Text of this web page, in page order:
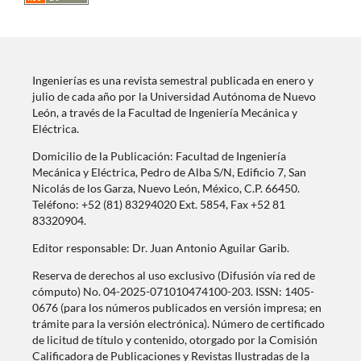
Ingenierías es una revista semestral publicada en enero y
julio de cada año por la Universidad Autónoma de Nuevo
León, a través de la Facultad de Ingeniería Mecánica y
Eléctrica.
Domicilio de la Publicación: Facultad de Ingeniería
Mecánica y Eléctrica, Pedro de Alba S/N, Edificio 7, San
Nicolás de los Garza, Nuevo León, México, C.P. 66450.
Teléfono: +52 (81) 83294020 Ext. 5854, Fax +52 81
83320904.
Editor responsable: Dr. Juan Antonio Aguilar Garib.
Reserva de derechos al uso exclusivo (Difusión vía red de
cómputo) No. 04-2025-071010474100-203. ISSN: 1405-
0676 (para los números publicados en versión impresa; en
trámite para la versión electrónica). Número de certificado
de licitud de título y contenido, otorgado por la Comisión
Calificadora de Publicaciones y Revistas Ilustradas de la